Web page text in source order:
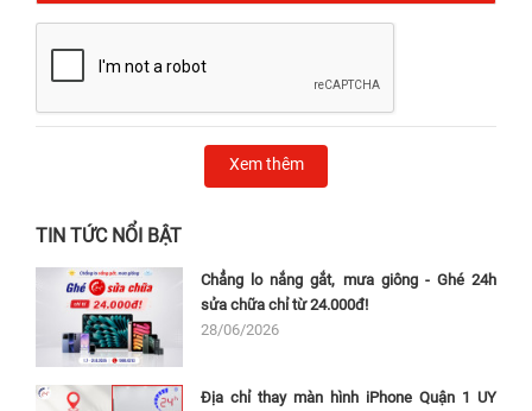
Xem thêm
TIN TỨC NỔI BẬT
Chẳng lo nắng gắt, mưa giông - Ghé 24h
sửa chữa chỉ từ 24.000đ!
28/06/2026
Địa chỉ thay màn hình iPhone Quận 1 UY